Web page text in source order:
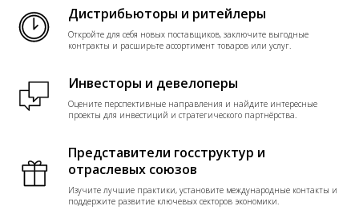
Дистрибьюторы и ритейлеры
Откройте для себя новых поставщиков, заключите выгодные
контракты и расширьте ассортимент товаров или услуг.
Инвесторы и девелоперы
Оцените перспективные направления и найдите интересные
проекты для инвестиций и стратегического партнёрства.
Представители госструктур и
отраслевых союзов
Изучите лучшие практики, установите международные контакты и
поддержите развитие ключевых секторов экономики.